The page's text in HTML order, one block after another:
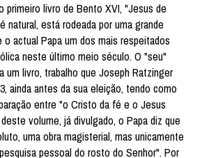
primeiro livro de Bento XVI, "Jesus de
natural, está rodeada por uma grande
actual Papa um dos mais respeitados
neste último meio século. O "seu"
um livro, trabalho que Joseph Ratzinger
ainda antes da sua eleição, tendo como
entre "o Cristo da fé e o Jesus
volume, já divulgado, o Papa diz que
uma obra magisterial, mas unicamente
pessoal do rosto do Senhor". Por